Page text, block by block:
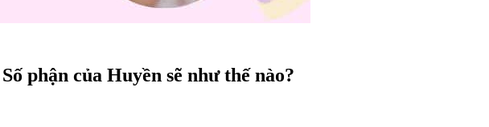
phận của Huyền sẽ như thế nào?